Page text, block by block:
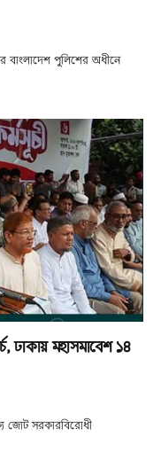
বাংলাদেশ পুলিশের অধীনে
ঢাকায় মহাসমাবেশ ১৪
জোট সরকারবিরোধী